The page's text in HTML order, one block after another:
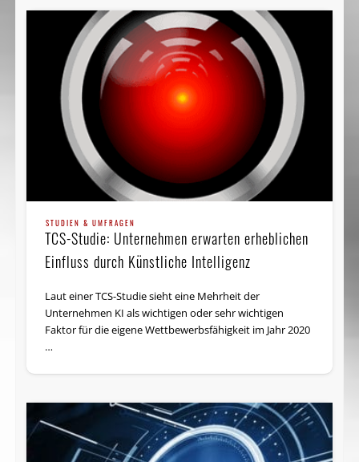
STUDIEN & UMFRAGEN
TCS-Studie: Unternehmen erwarten erheblichen
Einfluss durch Künstliche Intelligenz
Laut einer TCS-Studie sieht eine Mehrheit der
Unternehmen KI als wichtigen oder sehr wichtigen
Faktor für die eigene Wett­be­werbs­fähig­keit im Jahr 2020
…